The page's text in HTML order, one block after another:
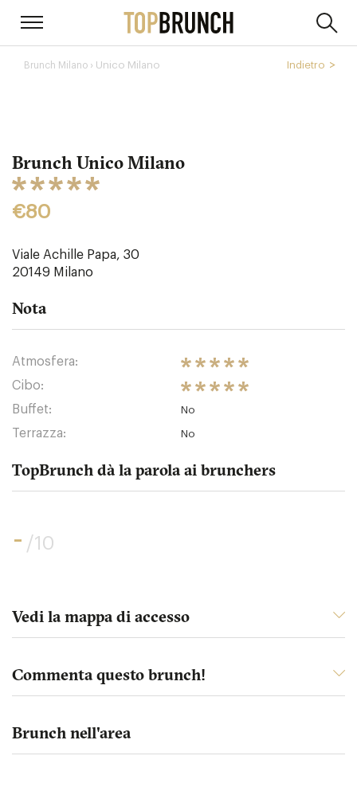
Brunch Milano › Unico Milano Indietro
Brunch Unico Milano
€80
Viale Achille Papa, 30
20149 Milano
Nota
Atmosfera:
Cibo:
Buffet:
No
Terrazza: No
TopBrunch dà la parola ai brunchers
- /10
Vedi la mappa di accesso
Commenta questo brunch!
Brunch nell'area